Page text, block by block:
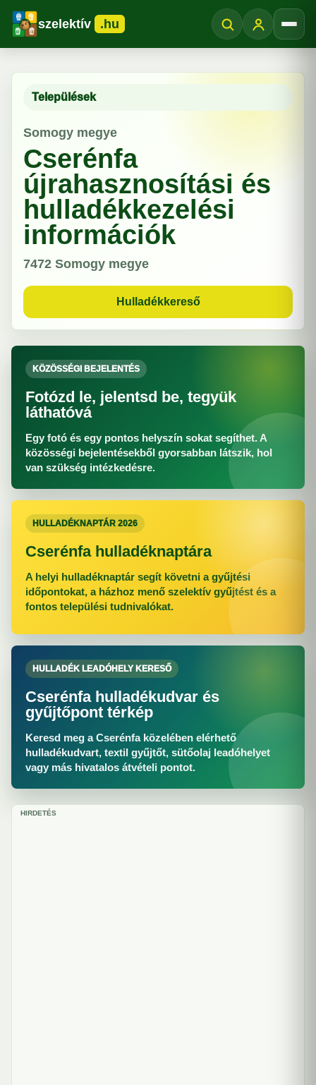
szelektív .hu
Települések
Somogy megye
Cserénfa
újrahasznosítási és
hulladékkezelési
információk
7472 Somogy megye
Hulladékkereső
KÖZÖSSÉGI BEJELENTÉS
Fotózd le, jelentsd be, tegyük
láthatóvá
Egy fotó és egy pontos helyszín sokat segíthet. A
közösségi bejelentésekből gyorsabban látszik, hol
van szükség intézkedésre.
HULLADÉKNAPTÁR 2026
Cserénfa hulladéknaptára
A helyi hulladéknaptár segít követni a gyűjtési
időpontokat, a házhoz menő szelektív gyűjtést és a
fontos települési tudnivalókat.
HULLADÉK LEADÓHELY KERESŐ
Cserénfa hulladékudvar és
gyűjtőpont térkép
Keresd meg a Cserénfa közelében elérhető
hulladékudvart, textil gyűjtőt, sütőolaj leadóhelyet
vagy más hivatalos átvételi pontot.
HIRDETÉS